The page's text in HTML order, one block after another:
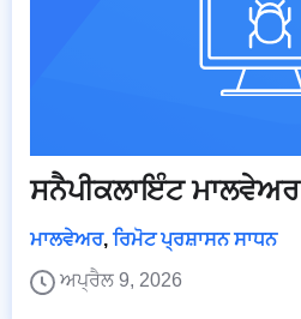
ਸਨੈਪੀਕਲਾਇੰਟ ਮਾਲਵੇਅਰ
ਮਾਲਵੇਅਰ, ਰਿਮੋਟ ਪ੍ਰਸ਼ਾਸਨ ਸਾਧਨ
ਅਪ੍ਰੈਲ 9, 2026